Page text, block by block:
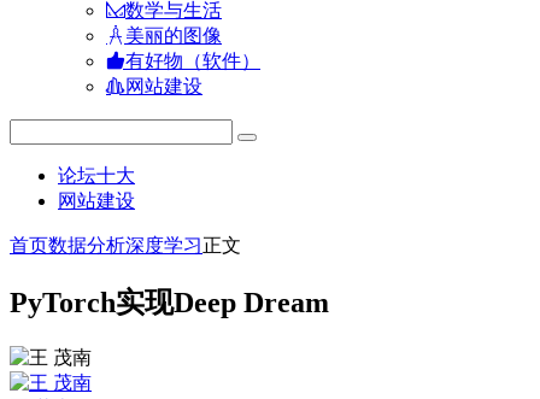
数学与生活
美丽的图像
有好物（软件）
网站建设
论坛十大
网站建设
首页数据分析深度学习正文
PyTorch实现Deep Dream